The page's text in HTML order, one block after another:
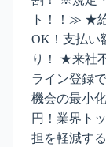
ト！！≫ ★
OK！支払い
り！ ★来社
ライン登録
機会の最小
円！業界ト
担を軽減す